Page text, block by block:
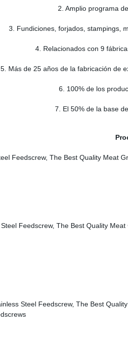
2. Amplio programa
3. Fundiciones, forjados, stampings,
4. Relacionados con 9
5. Más de 25 años de la fabricación de
6. 100% de los
7. El 50% de la base